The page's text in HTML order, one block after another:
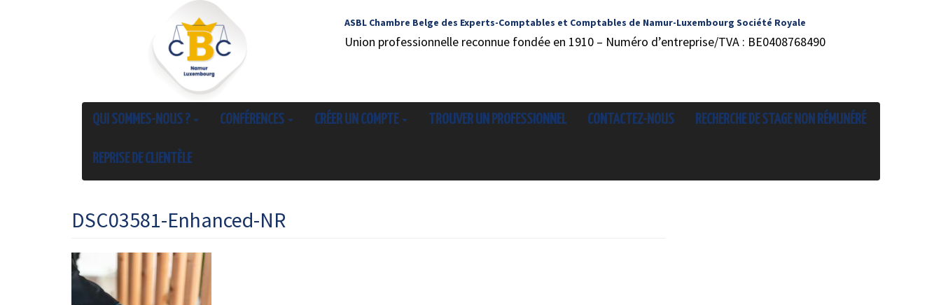
ASBL Chambre Belge des Experts-Comptables et Comptables de Namur-Luxembourg Société Royale
Union professionnelle reconnue fondée en 1910 – Numéro d’entreprise/TVA : BE0408768490
QUI SOMMES-NOUS ? CONFÉRENCES CRÉER UN COMPTE TROUVER UN PROFESSIONNEL CONTACTEZ-NOUS RECHERCHE DE STAGE NON RÉMUNÉRÉ
REPRISE DE CLIENTÈLE
DSC03581-Enhanced-NR